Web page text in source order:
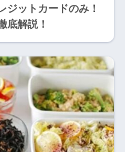
ジットカードのみ！
底解説！